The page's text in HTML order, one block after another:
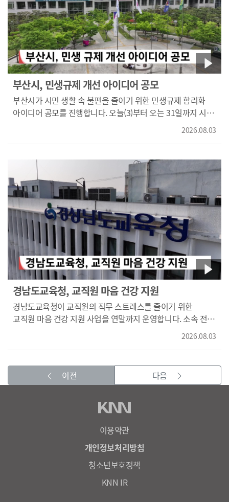
부산시, 민생규제 개선 아이디어 공모
부산시가 시민 생활 속 불편을 줄이기 위한 민생규제 합리화
아이디어 공모를 진행합니다. 오늘(3)부터 오는 31일까지 시민
2026.08.03
경남도교육청, 교직원 마음 건강 지원
경남도교육청이 교직원의 직무 스트레스를 줄이기 위한
교직원 마음 건강 지원 사업을 연말까지 운영합니다. 소속 전체
애플리케이션을 통해 신청할 수 있습니다.
2026.08.03
이전 다음
이용약관
개인정보처리방침
청소년보호정책
KNN IR